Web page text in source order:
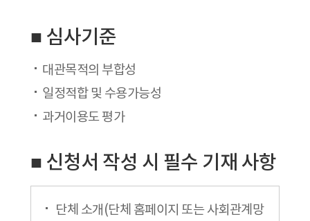
■ 심사기준
대관목적의 부합성
일정적합 및 수용가능성
과거이용도 평가
■ 신청서 작성 시 필수 기재 사항
단체 소개(단체 홈페이지 또는 사회관계망